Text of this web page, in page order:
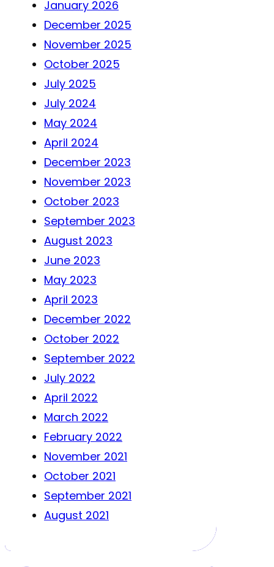
January 2026
December 2025
November 2025
October 2025
July 2025
July 2024
May 2024
April 2024
December 2023
November 2023
October 2023
September 2023
August 2023
June 2023
May 2023
April 2023
December 2022
October 2022
September 2022
July 2022
April 2022
March 2022
February 2022
November 2021
October 2021
September 2021
August 2021